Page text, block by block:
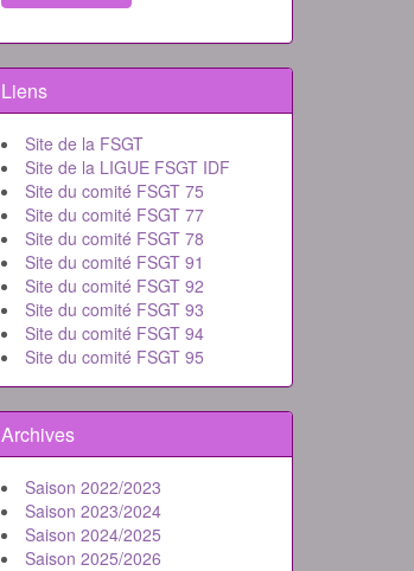
Liens
Site de la FSGT
Site de la LIGUE FSGT IDF
Site du comité FSGT 75
Site du comité FSGT 77
Site du comité FSGT 78
Site du comité FSGT 91
Site du comité FSGT 92
Site du comité FSGT 93
Site du comité FSGT 94
Site du comité FSGT 95
Archives
Saison 2022/2023
Saison 2023/2024
Saison 2024/2025
Saison 2025/2026